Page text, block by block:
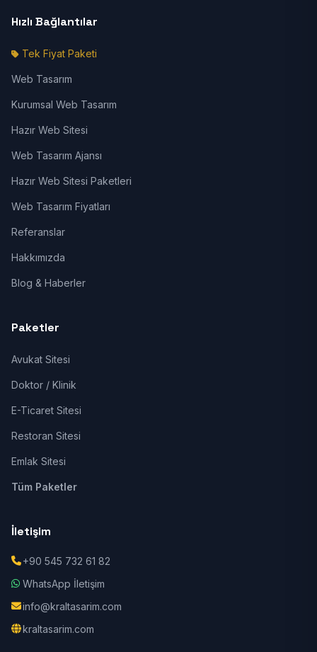
Hızlı Bağlantılar
Tek Fiyat Paketi
Web Tasarım
Kurumsal Web Tasarım
Hazır Web Sitesi
Web Tasarım Ajansı
Hazır Web Sitesi Paketleri
Web Tasarım Fiyatları
Referanslar
Hakkımızda
Blog & Haberler
Paketler
Avukat Sitesi
Doktor / Klinik
E-Ticaret Sitesi
Restoran Sitesi
Emlak Sitesi
Tüm Paketler
İletişim
+90 545 732 61 82
WhatsApp İletişim
info@kraltasarim.com
kraltasarim.com